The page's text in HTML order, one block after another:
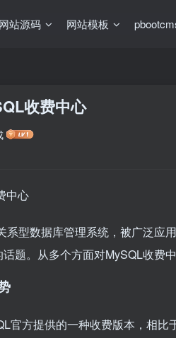
网站源码 网站模板
收费中心
中心
系型数据库管理系统，被广泛应
题。从多个方面对MySQL收费中
官方提供的一种收费版本，相